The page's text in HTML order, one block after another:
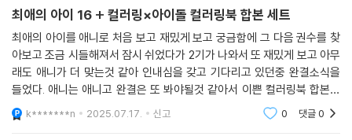
최애의 아이 16 + 컬러링×아이돌 컬러링북 합본 세트
최애의 아이를 애니로 처음 보고 재밌게 보고 궁금함에 그 다음 권수를 찾
아보고 조금 시들해져서 잠시 쉬었다가 2기가 나와서 또 재밌게 보고 아무
래도 애니가 더 맞는것 같아 인내심을 갖고 기다리고 있던중 완결소식을
들었다. 애니는 애니고 완결은 또 봐야될것 같아서 이쁜 컬러링북 합본으
로 구매를 했다. 역시나 아쿠아다운 결말이었고 안타까운 마음이든다 애니
기달려야지
k*******n 2025.07.17. 신고 0 댓글0